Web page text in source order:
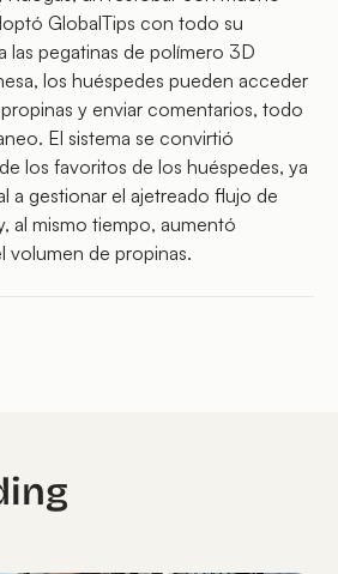
GlobalTips con todo su
las pegatinas de polímero 3D
los huéspedes pueden acceder
y enviar comentarios, todo
El sistema se convirtió
los favoritos de los huéspedes, ya
a gestionar el ajetreado flujo de
al mismo tiempo, aumentó
volumen de propinas.